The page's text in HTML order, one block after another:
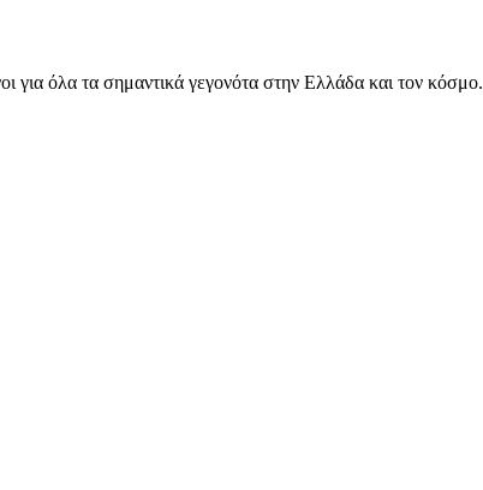
για όλα τα σημαντικά γεγονότα στην Ελλάδα και τον κόσμο.